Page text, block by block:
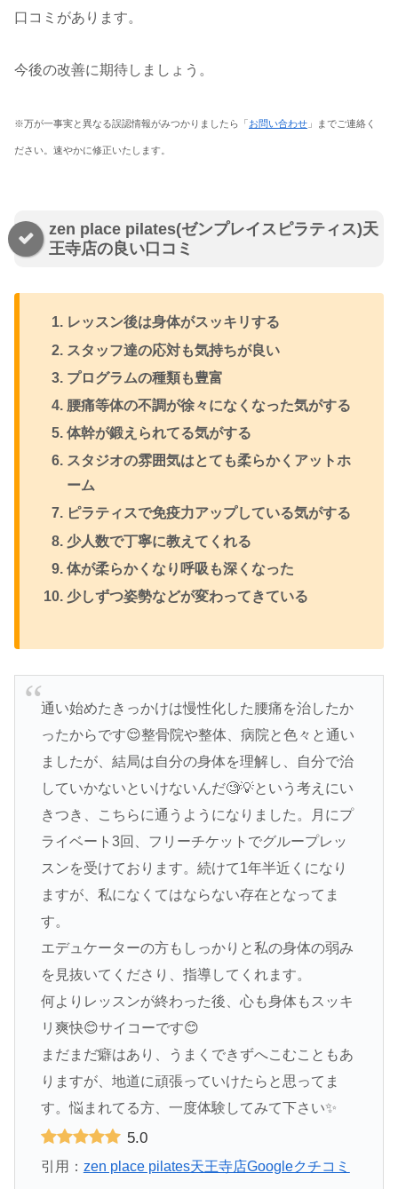
口コミがあります。
今後の改善に期待しましょう。
※万が一事実と異なる誤認情報がみつかりましたら「お問い合わせ 」までご連絡く
ださい。速やかに修正いたします。
zen place pilates(ゼンプレイスピラティス)天
王寺店の良い口コミ
レッスン後は身体がスッキリする
スタッフ達の応対も気持ちが良い
プログラムの種類も豊富
腰痛等体の不調が徐々になくなった気がする
体幹が鍛えられてる気がする
スタジオの雰囲気はとても柔らかくアットホ
ーム
ピラティスで免疫力アップしている気がする
少人数で丁寧に教えてくれる
体が柔らかくなり呼吸も深くなった
少しずつ姿勢などが変わってきている
通い始めたきっかけは慢性化した腰痛を治したか
ったからです😌整骨院や整体、病院と色々と通い
ましたが、結局は自分の身体を理解し、自分で治
していかないといけないんだ🧐💡という考えにい
きつき、こちらに通うようになりました。月にプ
ライベート3回、フリーチケットでグループレッ
スンを受けております。続けて1年半近くになり
ますが、私になくてはならない存在となってま
す。
エデュケーターの方もしっかりと私の身体の弱み
を見抜いてくださり、指導してくれます。
何よりレッスンが終わった後、心も身体もスッキ
リ爽快😊サイコーです😊
まだまだ癖はあり、うまくできずへこむこともあ
りますが、地道に頑張っていけたらと思ってま
す。悩まれてる方、一度体験してみて下さい✨
5.0
引用： zen place pilates天王寺店Googleクチコミ